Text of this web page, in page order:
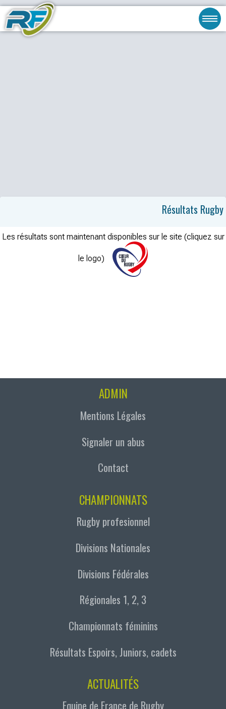
Résultats Rugby
Les résultats sont maintenant disponibles sur le site (cliquez sur
le logo)
ADMIN
Mentions Légales
Signaler un abus
Contact
CHAMPIONNATS
Rugby profesionnel
Divisions Nationales
Divisions Fédérales
Régionales 1, 2, 3
Championnats féminins
Résultats Espoirs, Juniors, cadets
ACTUALITÉS
Equipe de France de Rugby